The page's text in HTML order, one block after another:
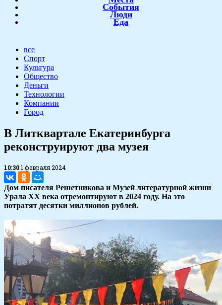
События
Люди
Еда
все
Спорт
Культура
Общество
Деньги
Технологии
Компании
Город
В Литквартале Екатеринбурга
реконструируют два музея
10:301 февраля 2024
Дом писателя Решетникова и Музей литературной жизни
Урала XX века отремонтируют в 2024 году. На это
потратят десятки миллионов рублей.